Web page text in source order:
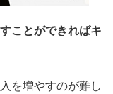
ことができればキ
を増やすのが難し